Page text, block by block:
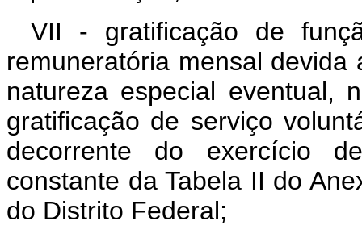
VII - gratificação de
remuneratória mensal
natureza especial eventual,
gratificação de serviço
decorrente do exercício
constante da Tabela II do
do Distrito Federal;